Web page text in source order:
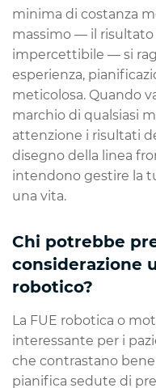
minima di costanza
massimo — il risultato
impercettibile — si
esperienza,
meticolosa. Quando
marchio di qualsiasi
attenzione i risultati
disegno della linea
intendono gestire la
una vita.
Chi potrebbe
considerazione
robotico?
La FUE robotica o
interessante per i
che contrastano
pianifica sedute di